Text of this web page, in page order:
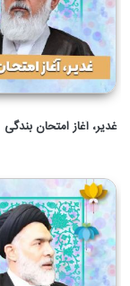
غدیر، آغاز امتحان بندگی